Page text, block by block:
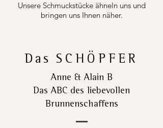
Unsere Schmuckstücke ähneln uns und
bringen uns Ihnen näher.
Das SCHÖPFER
Anne & Alain B
Das ABC des liebevollen
Brunnenschaffens